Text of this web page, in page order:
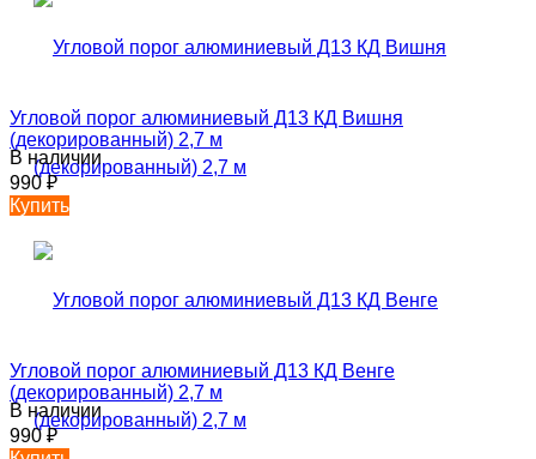
Угловой порог алюминиевый Д13 КД Вишня
(декорированный) 2,7 м
В наличии
990 ₽
Купить
Угловой порог алюминиевый Д13 КД Венге
(декорированный) 2,7 м
В наличии
990 ₽